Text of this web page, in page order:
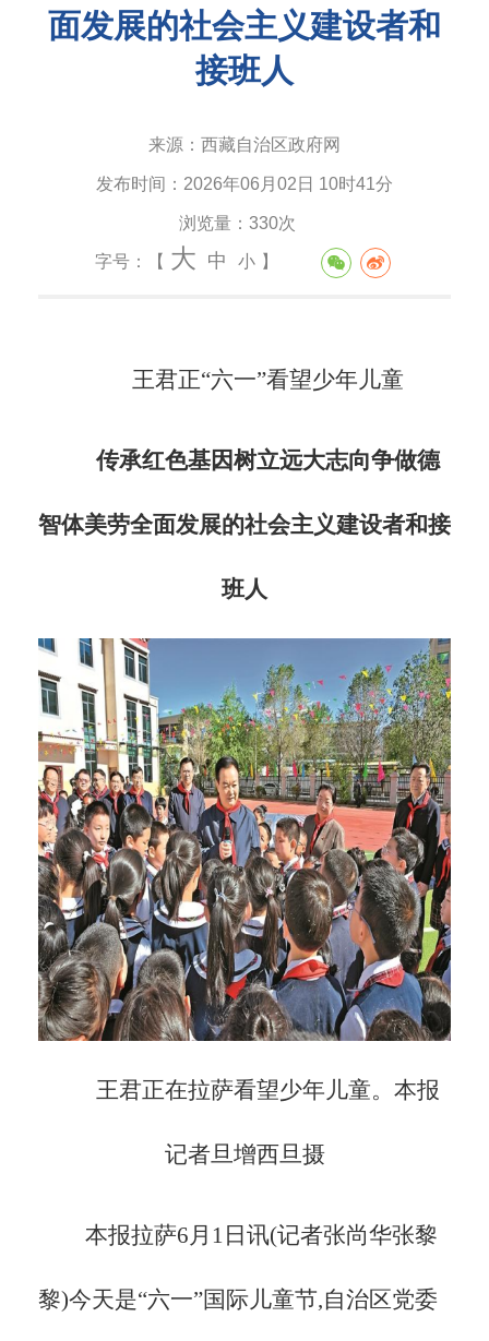
面发展的社会主义建设者和
接班人
来源： 西藏自治区政府网
发布时间： 2026年06月02日 10时41分
浏览量： 330次
字号：【 大 中 小 】
王君正“六一”看望少年儿童
传承红色基因树立远大志向争做德
智体美劳全面发展的社会主义建设者和接
班人
王君正在拉萨看望少年儿童。本报
记者旦增西旦 摄
本报拉萨6月1日讯(记者张尚华张黎
黎)今天是“六一”国际儿童节,自治区党委